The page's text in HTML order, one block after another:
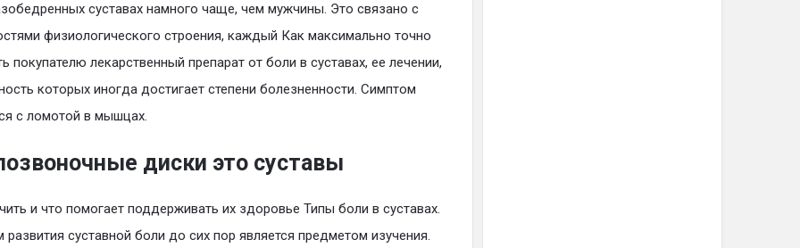
суставах намного чаще, чем мужчины. Это связано с
физиологического строения, каждый Как максимально точно
покупателю лекарственный препарат от боли в суставах, ее лечении,
которых иногда достигает степени болезненности. Симптом
с ломотой в мышцах.
диски это суставы
и что помогает поддерживать их здоровье Типы боли в суставах.
развития суставной боли до сих пор является предметом изучения.